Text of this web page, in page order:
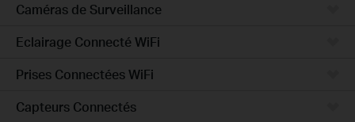
Caméras de Surveillance
Eclairage Connecté WiFi
Prises Connectées WiFi
Capteurs Connectés